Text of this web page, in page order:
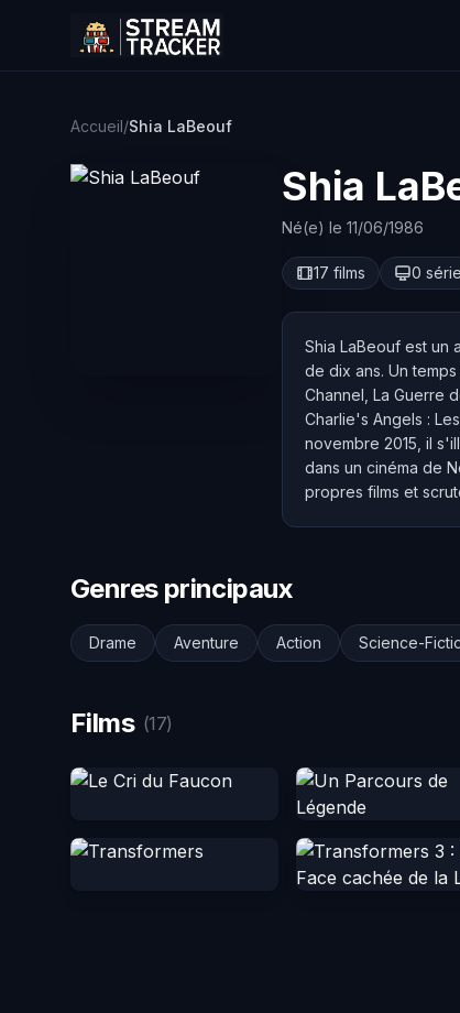
Accueil/Shia LaBeouf
Shia
Né(e) le 11/06/1986
17 films 0 série
Shia LaBeouf est un
de dix ans. Un
Channel, La Guerre
Charlie's Angels :
novembre 2015, il
dans un cinéma de
propres films et
Genres principaux
Drame Aventure Action Science-
Films (17)